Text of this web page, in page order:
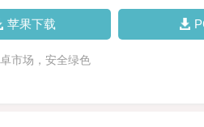
苹果下载
市场，安全绿色